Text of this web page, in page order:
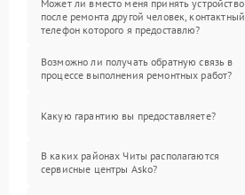
Может ли вместо меня принять устройство
после ремонта другой человек, контактный
телефон которого я предоставлю?
Возможно ли получать обратную связь в
процессе выполнения ремонтных работ?
Какую гарантию вы предоставляете?
В каких районах Читы располагаются
сервисные центры Asko?